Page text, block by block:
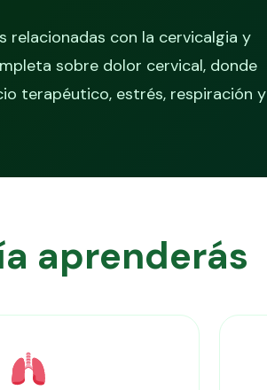
relacionadas con la cervicalgia y
sobre dolor cervical, donde
terapéutico, estrés, respiración y
aprenderás